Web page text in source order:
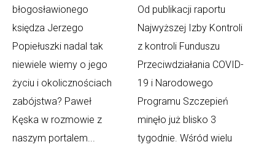
błogosławionego
księdza Jerzego
Popiełuszki nadal tak
niewiele wiemy o jego
życiu i okolicznościach
zabójstwa? Paweł
Kęska w rozmowie z
naszym portalem...
Od publikacji raportu
Najwyższej Izby Kontroli
z kontroli Funduszu
Przeciwdziałania COVID-
19 i Narodowego
Programu Szczepień
minęło już blisko 3
tygodnie. Wśród wielu